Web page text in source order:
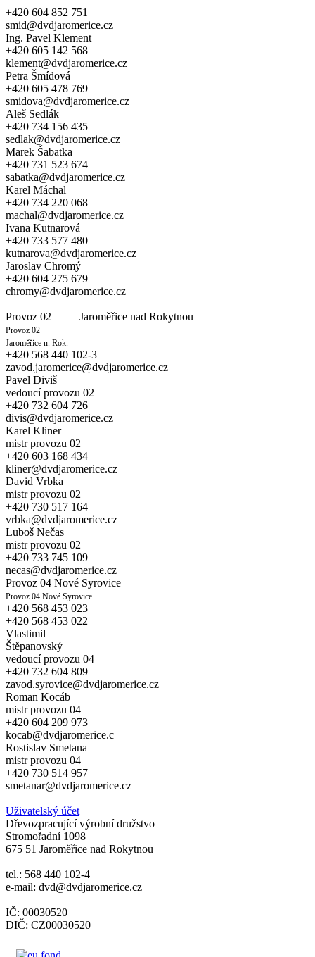
+420 604 852 751
smid@dvdjaromerice.cz
Ing. Pavel Klement
+420 605 142 568
klement@dvdjaromerice.cz
Petra Šmídová
+420 605 478 769
smidova@dvdjaromerice.cz
Aleš Sedlák
+420 734 156 435
sedlak@dvdjaromerice.cz
Marek Šabatka
+420 731 523 674
sabatka@dvdjaromerice.cz
Karel Máchal
+420 734 220 068
machal@dvdjaromerice.cz
Ivana Kutnarová
+420 733 577 480
kutnarova@dvdjaromerice.cz
Jaroslav Chromý
+420 604 275 679
chromy@dvdjaromerice.cz
Provoz 02 Jaroměřice nad Rokytnou
Provoz 02
Jaroměřice n. Rok.
+420 568 440 102-3
zavod.jaromerice@dvdjaromerice.cz
Pavel Diviš
vedoucí provozu 02
+420 732 604 726
divis@dvdjaromerice.cz
Karel Kliner
mistr provozu 02
+420 603 168 434
kliner@dvdjaromerice.cz
David Vrbka
mistr provozu 02
+420 730 517 164
vrbka@dvdjaromerice.cz
Luboš Nečas
mistr provozu 02
+420 733 745 109
necas@dvdjaromerice.cz
Provoz 04 Nové Syrovice
Provoz 04 Nové Syrovice
+420 568 453 023
+420 568 453 022
Vlastimil
Štěpanovský
vedoucí provozu 04
+420 732 604 809
zavod.syrovice@dvdjaromerice.cz
Roman Kocáb
mistr provozu 04
+420 604 209 973
kocab@dvdjaromerice.c
Rostislav Smetana
mistr provozu 04
+420 730 514 957
smetanar@dvdjaromerice.cz
Uživatelský účet
Dřevozpracující výrobní družstvo
Stromořadní 1098
675 51 Jaroměřice nad Rokytnou
tel.: 568 440 102-4
e-mail: dvd@dvdjaromerice.cz
IČ: 00030520
DIČ: CZ00030520